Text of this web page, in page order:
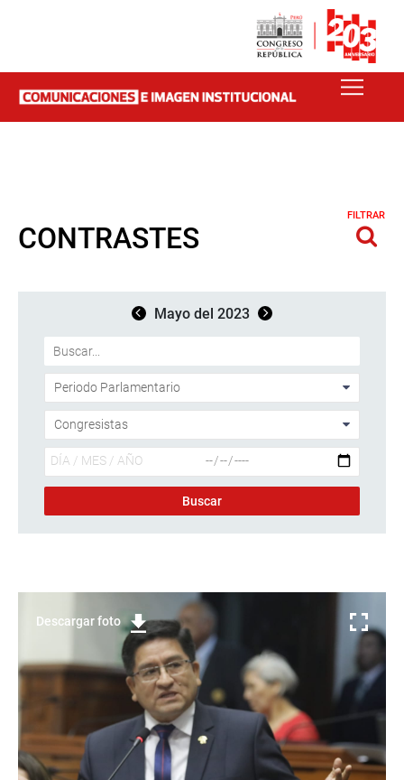
CONTRASTES
FILTRAR
Mayo del 2023
Descargar foto